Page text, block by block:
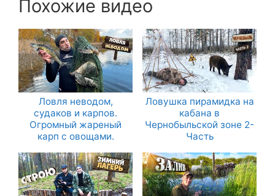
Похожие видео
Ловля неводом,
судаков и карпов.
Огромный жареный
карп с овощами.
Ловушка пирамидка на
кабана в
Чернобыльской зоне 2-
Часть